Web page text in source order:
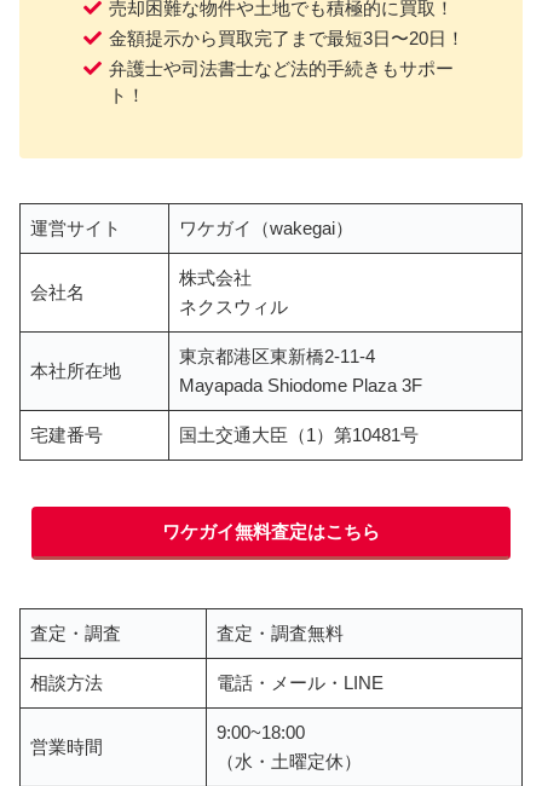
売却困難な物件や土地でも積極的に買取！
金額提示から買取完了まで最短3日〜20日！
弁護士や司法書士など法的手続きもサポー
ト！
運営サイト ワケガイ（wakegai）
会社名
株式会社
ネクスウィル
本社所在地
東京都港区東新橋2-11-4
Mayapada Shiodome Plaza 3F
宅建番号 国土交通大臣（1）第10481号
ワケガイ無料査定はこちら
査定・調査 査定・調査無料
相談方法 電話・メール・LINE
営業時間
9:00~18:00
（水・土曜定休）